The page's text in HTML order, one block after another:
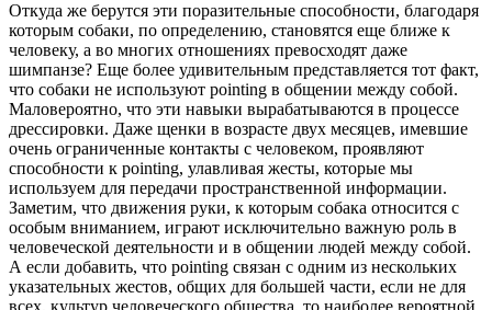
Откуда же берутся эти поразительные способности, благодаря
которым собаки, по определению, становятся еще ближе к
человеку, а во многих отношениях превосходят даже
шимпанзе? Еще более удивительным представляется тот факт,
что собаки не используют pointing в общении между собой.
Маловероятно, что эти навыки вырабатываются в процессе
дрессировки. Даже щенки в возрасте двух месяцев, имевшие
очень ограниченные контакты с человеком, проявляют
способности к pointing, улавливая жесты, которые мы
используем для передачи пространственной информации.
Заметим, что движения руки, к которым собака относится с
особым вниманием, играют исключительно важную роль в
человеческой деятельности и в общении людей между собой.
А если добавить, что pointing связан с одним из нескольких
указательных жестов, общих для большей части, если не для